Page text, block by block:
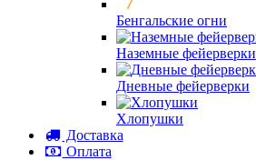
Бенгальские огни
Наземные фейерверки
Дневные фейерверки
Хлопушки
Доставка
Оплата